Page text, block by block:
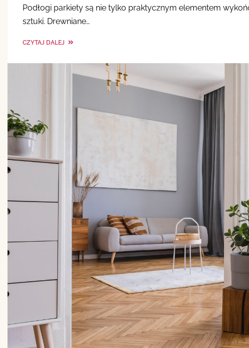
Podłogi parkiety są nie tylko praktycznym elementem
sztuki. Drewniane…
CZYTAJ DALEJ